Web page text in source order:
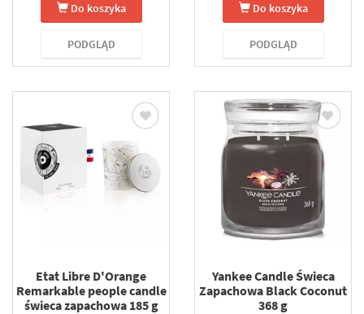
Do koszyka
PODGLĄD
Do koszyka
PODGLĄD
Etat Libre D'Orange
Remarkable people candle
świeca zapachowa 185 g
Yankee Candle Świeca
Zapachowa Black Coconut
368 g